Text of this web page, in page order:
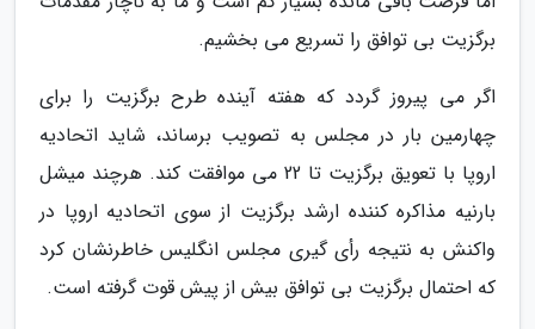
برگزیت بی توافق را تسریع می بخشیم.
اگر می پیروز گردد که هفته آینده طرح برگزیت را برای
چهارمین بار در مجلس به تصویب برساند، شاید اتحادیه
اروپا با تعویق برگزیت تا 22 می موافقت کند. هرچند میشل
بارنیه مذاکره کننده ارشد برگزیت از سوی اتحادیه اروپا در
واکنش به نتیجه رأی گیری مجلس انگلیس خاطرنشان کرد
که احتمال برگزیت بی توافق بیش از پیش قوت گرفته است.